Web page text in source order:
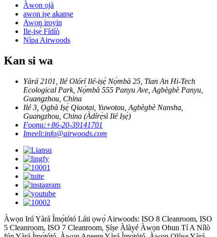
Àwọn ọjà
awọn iṣẹ akanṣe
Awọn iroyin
Ile-iṣẹ́ Fídíò
Nípa Airwoods
Kan si wa
Yàrá 2101, Ilé Olórí Ilé-iṣẹ́ Nọ́mbà 25, Tian An Hi-Tech
Ecological Park, Nọ́mbà 555 Panyu Ave, Agbègbè Panyu,
Guangzhou, China
Ilé 3, Ọgbà Iṣẹ́ Qiaotai, Yuwotou, Agbègbè Nansha,
Guangzhou, China (Àdírẹ́sì Ilé Iṣẹ́)
Foonu:+86-20-39141701
Imeeli:info@airwoods.com
Àwọn Irú Yàrá Ìmọ́tótó Láti ọwọ́ Airwoods: ISO 8 Cleanroom, ISO
5 Cleanroom, ISO 7 Cleanroom, Ṣíṣe Àlàyé Àwọn Ohun Tí A Nílò